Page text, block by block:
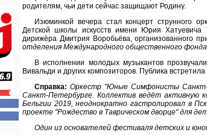
родителям, чьи дети сейчас защищают Родину.
Изюминкой вечера стал концерт струнного
Детской школы искусств имени Юрия Хатуевича
дирижёра Дмитрия Воробьёва, организованного
отделения Международного общественного
В исполнении молодых музыкантов
Вивальди и других композиторов. Публика
Справка: Оркестр "Юные Симфонисты Санкт-
Санкт-Петербурге. Коллектив ведёт активную
Бельгии 2019, неоднократно гастролировал в
проекте "Рождество в Таврическом дворце" для
Один из основателей фестиваля детских и